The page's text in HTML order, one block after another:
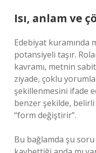
Isı, anlam ve
Edebiyat kuramında
potansiyeli taşır.
kavramı, metnin
ziyade, çoklu
şekillenmesini ifade
benzer şekilde,
“form değiştirir”.
Bu bağlamda şu